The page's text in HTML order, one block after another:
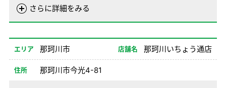
さらに詳細をみる
電話番号 0946-24-0100
08/26-12/31 08:00-20:00
備考
エリア 那珂川市 店舗名 那珂川いちょう通店
住所 那珂川市今光4-81